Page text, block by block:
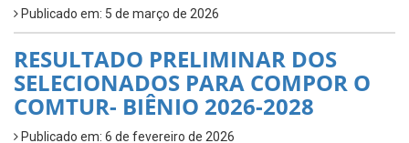
Publicado em: 5 de março de 2026
RESULTADO PRELIMINAR DOS
SELECIONADOS PARA COMPOR O
COMTUR- BIÊNIO 2026-2028
Publicado em: 6 de fevereiro de 2026